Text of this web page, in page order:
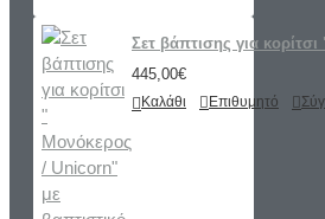
Σετ βάπτισης για
445,00€
Καλάθι Επιθυμητό